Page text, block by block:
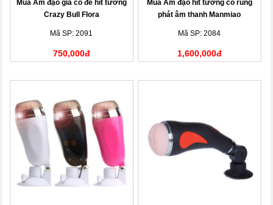
Mua Âm đạo giả có đế hít tường
Crazy Bull Flora
Mã SP: 2091
750,000đ
Mua Âm đạo hít tường có rung
phát âm thanh Manmiao
Mã SP: 2084
1,600,000đ